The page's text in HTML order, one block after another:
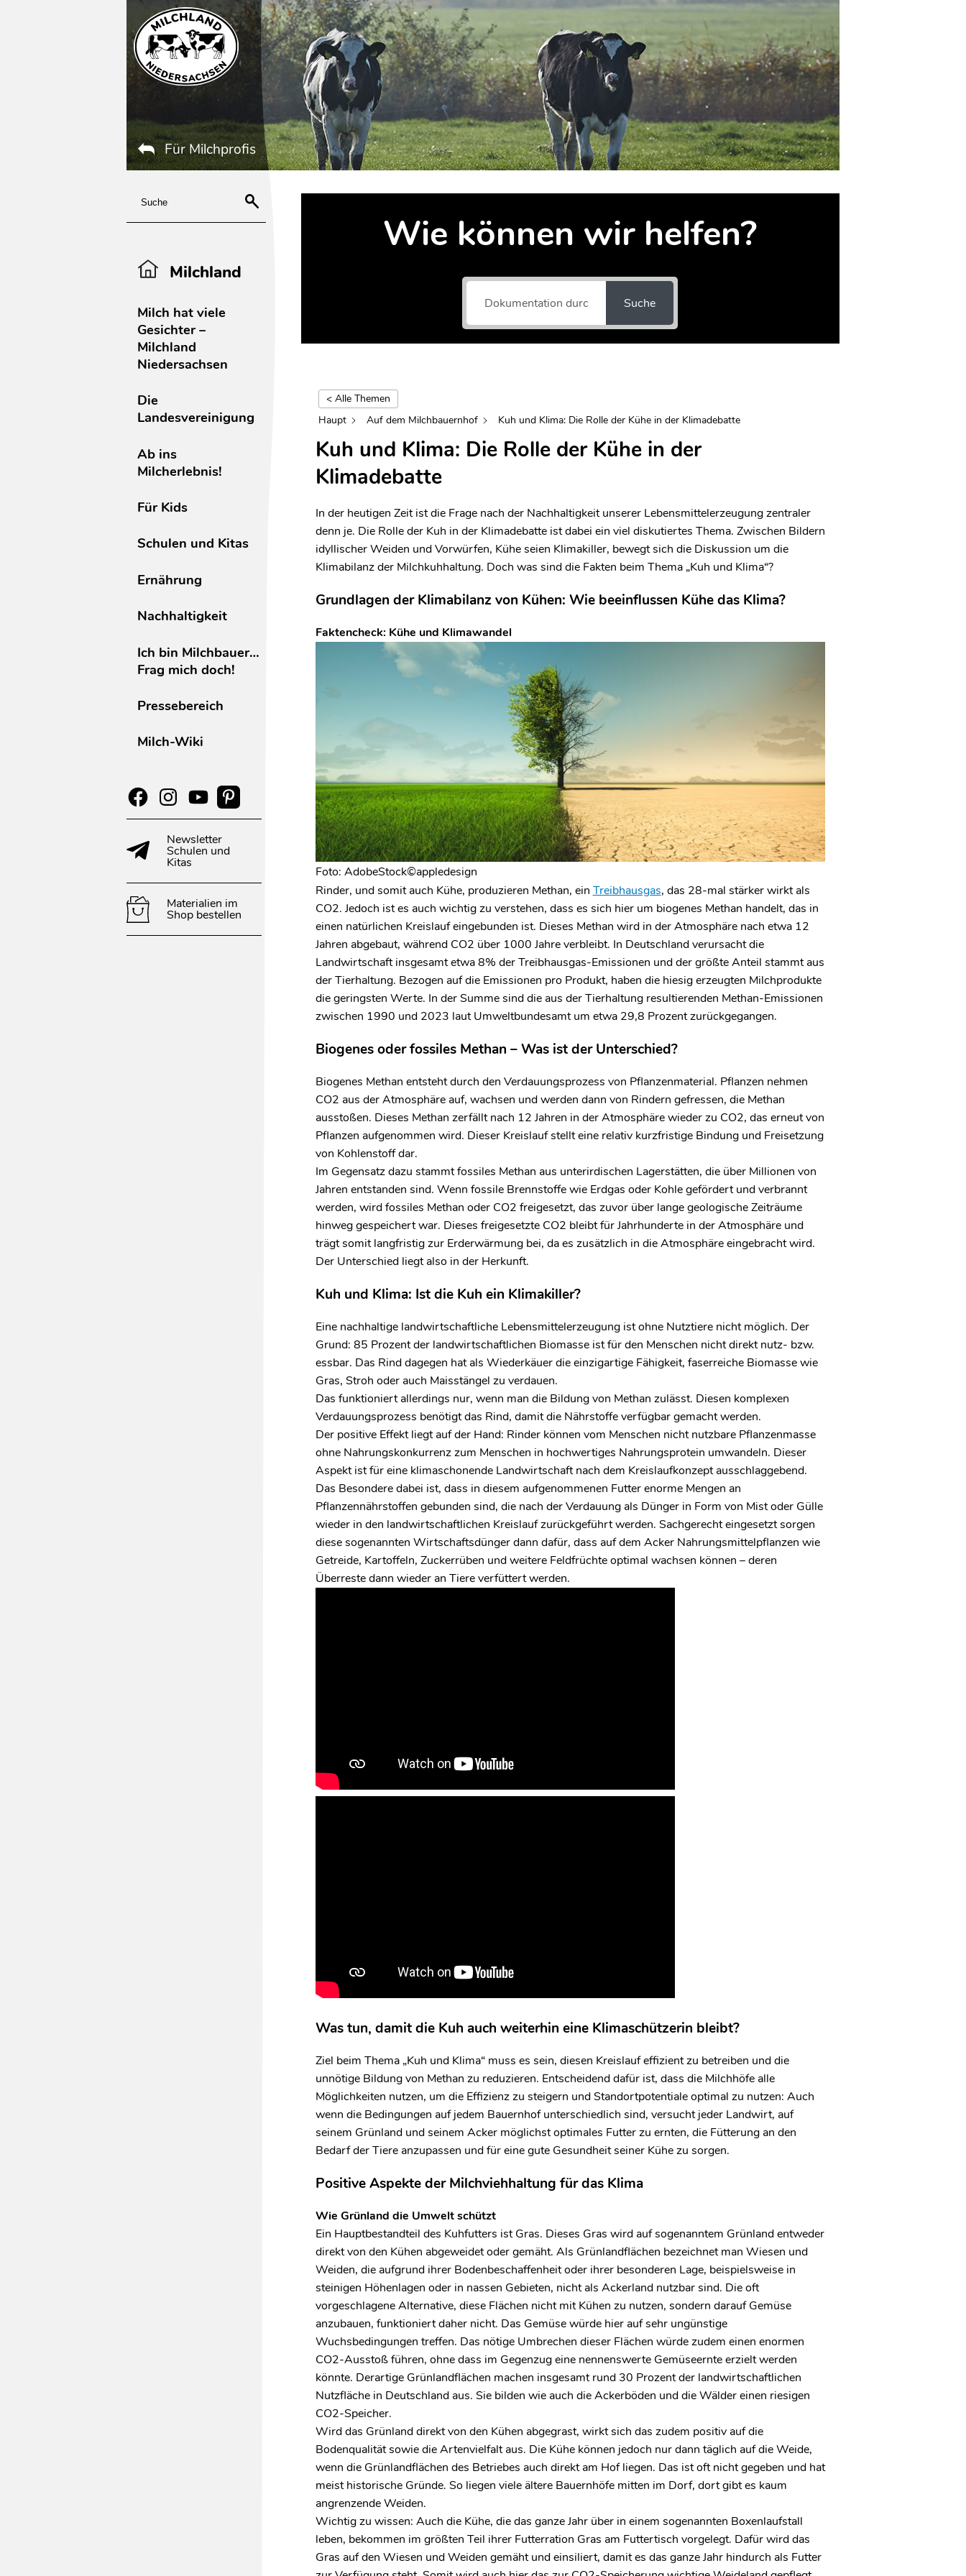
Für Milchprofis
Milchland
Milch hat viele
Gesichter –
Milchland
Niedersachsen
Die
Landesvereinigung
Ab ins
Milcherlebnis!
Für Kids
Schulen und Kitas
Ernährung
Nachhaltigkeit
Ich bin Milchbauer…
Frag mich doch!
Pressebereich
Milch-Wiki
Newsletter
Schulen und
Kitas
Materialien im
Shop bestellen
Wie können wir helfen?
Suche
Kategorien
Milch
und
Gesundheit
8
Milchprodukte
15
Nährstoffe
8
Verarbeitungsverfahren
Milchprodukte
dem
Milchbauernhof
4
< Alle Themen
Haupt
Auf dem Milchbauernhof Kuh und Klima: Die Rolle der Kühe in der Klimadebatte
Kuh und Klima: Die Rolle der Kühe in der
Klimadebatte
In der heutigen Zeit ist die Frage nach der Nachhaltigkeit unserer Lebensmittelerzeugung zentraler
denn je. Die Rolle der Kuh in der Klimadebatte ist dabei ein viel diskutiertes Thema. Zwischen Bildern
idyllischer Weiden und Vorwürfen, Kühe seien Klimakiller, bewegt sich die Diskussion um die
Klimabilanz der Milchkuhhaltung. Doch was sind die Fakten beim Thema „Kuh und Klima“?
Grundlagen der Klimabilanz von Kühen: Wie beeinflussen Kühe das Klima?
Faktencheck: Kühe und Klimawandel
Foto: AdobeStock©appledesign
Rinder, und somit auch Kühe, produzieren Methan, ein Treibhausgas, das 28-mal stärker wirkt als
CO2. Jedoch ist es auch wichtig zu verstehen, dass es sich hier um biogenes Methan handelt, das in
einen natürlichen Kreislauf eingebunden ist. Dieses Methan wird in der Atmosphäre nach etwa 12
Jahren abgebaut, während CO2 über 1000 Jahre verbleibt. In Deutschland verursacht die
Landwirtschaft insgesamt etwa 8% der Treibhausgas-Emissionen und der größte Anteil stammt aus
der Tierhaltung. Bezogen auf die Emissionen pro Produkt, haben die hiesig erzeugten Milchprodukte
die geringsten Werte. In der Summe sind die aus der Tierhaltung resultierenden Methan-Emissionen
zwischen 1990 und 2023 laut Umweltbundesamt um etwa 29,8 Prozent zurückgegangen.
Biogenes oder fossiles Methan – Was ist der Unterschied?
Biogenes Methan entsteht durch den Verdauungsprozess von Pflanzenmaterial. Pflanzen nehmen
CO2 aus der Atmosphäre auf, wachsen und werden dann von Rindern gefressen, die Methan
ausstoßen. Dieses Methan zerfällt nach 12 Jahren in der Atmosphäre wieder zu CO2, das erneut von
Pflanzen aufgenommen wird. Dieser Kreislauf stellt eine relativ kurzfristige Bindung und Freisetzung
von Kohlenstoff dar.
Im Gegensatz dazu stammt fossiles Methan aus unterirdischen Lagerstätten, die über Millionen von
Jahren entstanden sind. Wenn fossile Brennstoffe wie Erdgas oder Kohle gefördert und verbrannt
werden, wird fossiles Methan oder CO2 freigesetzt, das zuvor über lange geologische Zeiträume
hinweg gespeichert war. Dieses freigesetzte CO2 bleibt für Jahrhunderte in der Atmosphäre und
trägt somit langfristig zur Erderwärmung bei, da es zusätzlich in die Atmosphäre eingebracht wird.
Der Unterschied liegt also in der Herkunft.
Kuh und Klima: Ist die Kuh ein Klimakiller?
Eine nachhaltige landwirtschaftliche Lebensmittelerzeugung ist ohne Nutztiere nicht möglich. Der
Grund: 85 Prozent der landwirtschaftlichen Biomasse ist für den Menschen nicht direkt nutz- bzw.
essbar. Das Rind dagegen hat als Wiederkäuer die einzigartige Fähigkeit, faserreiche Biomasse wie
Gras, Stroh oder auch Maisstängel zu verdauen.
Das funktioniert allerdings nur, wenn man die Bildung von Methan zulässt. Diesen komplexen
Verdauungsprozess benötigt das Rind, damit die Nährstoffe verfügbar gemacht werden.
Der positive Effekt liegt auf der Hand: Rinder können vom Menschen nicht nutzbare Pflanzenmasse
ohne Nahrungskonkurrenz zum Menschen in hochwertiges Nahrungsprotein umwandeln. Dieser
Aspekt ist für eine klimaschonende Landwirtschaft nach dem Kreislaufkonzept ausschlaggebend.
Das Besondere dabei ist, dass in diesem aufgenommenen Futter enorme Mengen an
Pflanzennährstoffen gebunden sind, die nach der Verdauung als Dünger in Form von Mist oder Gülle
wieder in den landwirtschaftlichen Kreislauf zurückgeführt werden. Sachgerecht eingesetzt sorgen
diese sogenannten Wirtschaftsdünger dann dafür, dass auf dem Acker Nahrungsmittelpflanzen wie
Getreide, Kartoffeln, Zuckerrüben und weitere Feldfrüchte optimal wachsen können – deren
Überreste dann wieder an Tiere verfüttert werden.
Was tun, damit die Kuh auch weiterhin eine Klimaschützerin bleibt?
Ziel beim Thema „Kuh und Klima“ muss es sein, diesen Kreislauf effizient zu betreiben und die
unnötige Bildung von Methan zu reduzieren. Entscheidend dafür ist, dass die Milchhöfe alle
Möglichkeiten nutzen, um die Effizienz zu steigern und Standortpotentiale optimal zu nutzen: Auch
wenn die Bedingungen auf jedem Bauernhof unterschiedlich sind, versucht jeder Landwirt, auf
seinem Grünland und seinem Acker möglichst optimales Futter zu ernten, die Fütterung an den
Bedarf der Tiere anzupassen und für eine gute Gesundheit seiner Kühe zu sorgen.
Positive Aspekte der Milchviehhaltung für das Klima
Wie Grünland die Umwelt schützt
Ein Hauptbestandteil des Kuhfutters ist Gras. Dieses Gras wird auf sogenanntem Grünland entweder
direkt von den Kühen abgeweidet oder gemäht. Als Grünlandflächen bezeichnet man Wiesen und
Weiden, die aufgrund ihrer Bodenbeschaffenheit oder ihrer besonderen Lage, beispielsweise in
steinigen Höhenlagen oder in nassen Gebieten, nicht als Ackerland nutzbar sind. Die oft
vorgeschlagene Alternative, diese Flächen nicht mit Kühen zu nutzen, sondern darauf Gemüse
anzubauen, funktioniert daher nicht. Das Gemüse würde hier auf sehr ungünstige
Wuchsbedingungen treffen. Das nötige Umbrechen dieser Flächen würde zudem einen enormen
CO2-Ausstoß führen, ohne dass im Gegenzug eine nennenswerte Gemüseernte erzielt werden
könnte. Derartige Grünlandflächen machen insgesamt rund 30 Prozent der landwirtschaftlichen
Nutzfläche in Deutschland aus. Sie bilden wie auch die Ackerböden und die Wälder einen riesigen
CO2-Speicher.
Wird das Grünland direkt von den Kühen abgegrast, wirkt sich das zudem positiv auf die
Bodenqualität sowie die Artenvielfalt aus. Die Kühe können jedoch nur dann täglich auf die Weide,
wenn die Grünlandflächen des Betriebes auch direkt am Hof liegen. Das ist oft nicht gegeben und hat
meist historische Gründe. So liegen viele ältere Bauernhöfe mitten im Dorf, dort gibt es kaum
angrenzende Weiden.
Wichtig zu wissen: Auch die Kühe, die das ganze Jahr über in einem sogenannten Boxenlaufstall
leben, bekommen im größten Teil ihrer Futterration Gras am Futtertisch vorgelegt. Dafür wird das
Gras auf den Wiesen und Weiden gemäht und einsiliert, damit es das ganze Jahr hindurch als Futter